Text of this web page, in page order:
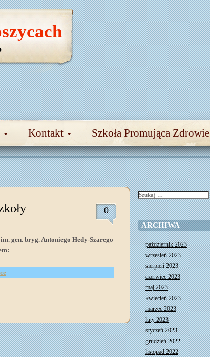
Kontakt Szkoła Promująca Zdrowie
0
gen. bryg. Antoniego Hedy-Szarego
Szukaj:
ARCHIWA
październik 2023
wrzesień 2023
sierpień 2023
czerwiec 2023
maj 2023
kwiecień 2023
marzec 2023
luty 2023
styczeń 2023
grudzień 2022
listopad 2022